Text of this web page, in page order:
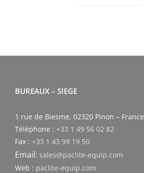
BUREAUX – SIEGE
1 rue de Biesme, 02320 Pinon – France
Téléphone : +33 1 49 56 02 82
Fax : +33 1 43 99 19 50
Email: sales@paclite-equip.com
Web : paclite-equip.com